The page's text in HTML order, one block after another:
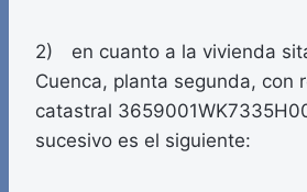
2) en cuanto a la vivienda
Cuenca, planta segunda, con
catastral
sucesivo es el siguiente: